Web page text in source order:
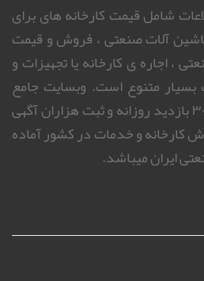
شامل قیمت کارخانه های برای
آلات صنعتی ، فروش و قیمت
، اجاره ی کارخانه یا تجهیزات و
متنوع است. وبسایت جامع
ایران کارخانه با بیش از ۳۰۰۰ بازدید روزانه و ثبت هزاران آگهی
کارخانه و خدمات در کشور آماده
ایران میباشد.